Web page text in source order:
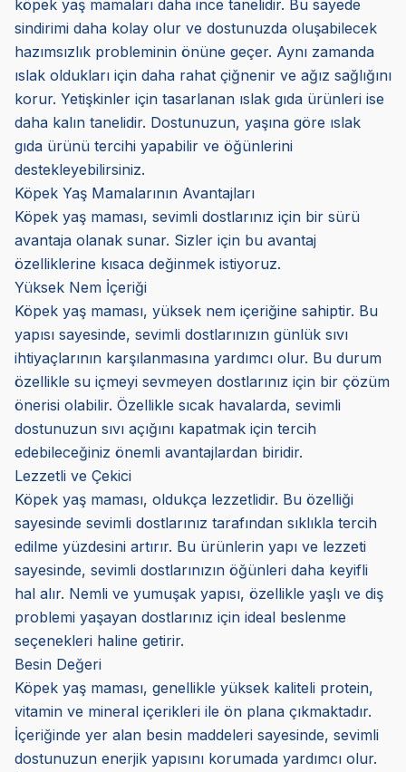
köpek yaş mamaları daha ince tanelidir. Bu sayede
sindirimi daha kolay olur ve dostunuzda oluşabilecek
hazımsızlık probleminin önüne geçer. Aynı zamanda
ıslak oldukları için daha rahat çiğnenir ve ağız sağlığını
korur. Yetişkinler için tasarlanan ıslak gıda ürünleri ise
daha kalın tanelidir. Dostunuzun, yaşına göre ıslak
gıda ürünü tercihi yapabilir ve öğünlerini
destekleyebilirsiniz.
Köpek Yaş Mamalarının Avantajları
Köpek yaş maması, sevimli dostlarınız için bir sürü
avantaja olanak sunar. Sizler için bu avantaj
özelliklerine kısaca değinmek istiyoruz.
Yüksek Nem İçeriği
Köpek yaş maması, yüksek nem içeriğine sahiptir. Bu
yapısı sayesinde, sevimli dostlarınızın günlük sıvı
ihtiyaçlarının karşılanmasına yardımcı olur. Bu durum
özellikle su içmeyi sevmeyen dostlarınız için bir çözüm
önerisi olabilir. Özellikle sıcak havalarda, sevimli
dostunuzun sıvı açığını kapatmak için tercih
edebileceğiniz önemli avantajlardan biridir.
Lezzetli ve Çekici
Köpek yaş maması, oldukça lezzetlidir. Bu özelliği
sayesinde sevimli dostlarınız tarafından sıklıkla tercih
edilme yüzdesini artırır. Bu ürünlerin yapı ve lezzeti
sayesinde, sevimli dostlarınızın öğünleri daha keyifli
hal alır. Nemli ve yumuşak yapısı, özellikle yaşlı ve diş
problemi yaşayan dostlarınız için ideal beslenme
seçenekleri haline getirir.
Besin Değeri
Köpek yaş maması, genellikle yüksek kaliteli protein,
vitamin ve mineral içerikleri ile ön plana çıkmaktadır.
İçeriğinde yer alan besin maddeleri sayesinde, sevimli
dostunuzun enerjik yapısını korumada yardımcı olur.